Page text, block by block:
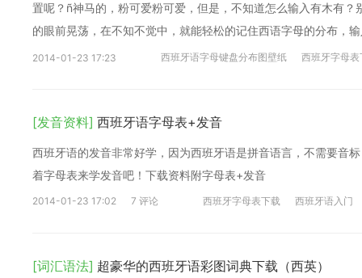
置呢？ñ神马的，粉可爱粉可爱，但是，不知道怎么输入有木有
的眼前晃荡，在不知不觉中，就能轻松的记住西语字母的分布，
图壁纸，快来下载吧！
2014-01-23 17:23 西班牙语字母键盘分布图壁纸 西班牙字母表
[发音资料] 西班牙语字母表+发音
西班牙语的发音非常好学，因为西班牙语是拼音语言，不需要音
着字母表来学发音吧！下载资料附字母表+发音
2014-01-23 17:02 7 评论 西班牙字母表下载 西班牙语入门
[词汇语法] 超豪华的西班牙语彩图词典下载（西英）